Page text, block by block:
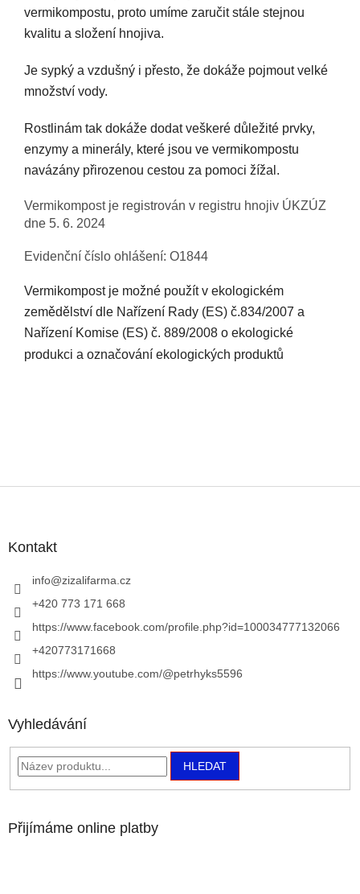
vermikompostu, proto umíme zaručit stále stejnou
kvalitu a složení hnojiva.
Je sypký a vzdušný i přesto, že dokáže pojmout velké
množství vody.
Rostlinám tak dokáže dodat veškeré důležité prvky,
enzymy a minerály, které jsou ve vermikompostu
navázány přirozenou cestou za pomoci žížal.
Vermikompost je registrován v registru hnojiv ÚKZÚZ
dne 5. 6. 2024
Evidenční číslo ohlášení: O1844
Vermikompost je možné použít v ekologickém
zemědělství dle Nařízení Rady (ES) č.834/2007 a
Nařízení Komise (ES) č. 889/2008 o ekologické
produkci a označování ekologických produktů
Kontakt
info@zizalifarma.cz
+420 773 171 668
https://www.facebook.com/profile.php?id=100034777132066
+420773171668
https://www.youtube.com/@petrhyks5596
Vyhledávání
HLEDAT
Přijímáme online platby